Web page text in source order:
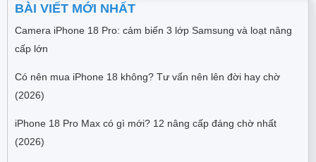
BÀI VIẾT MỚI NHẤT
Camera iPhone 18 Pro: cảm biến 3 lớp Samsung và loạt nâng
cấp lớn
Có nên mua iPhone 18 không? Tư vấn nên lên đời hay chờ
(2026)
iPhone 18 Pro Max có gì mới? 12 nâng cấp đáng chờ nhất
(2026)